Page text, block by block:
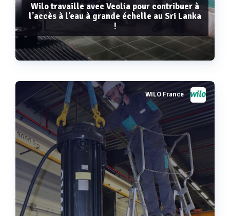
Wilo travaille avec Veolia pour contribuer à
l’accès à l’eau à grande échelle au Sri Lanka
!
Voir plus WILO France